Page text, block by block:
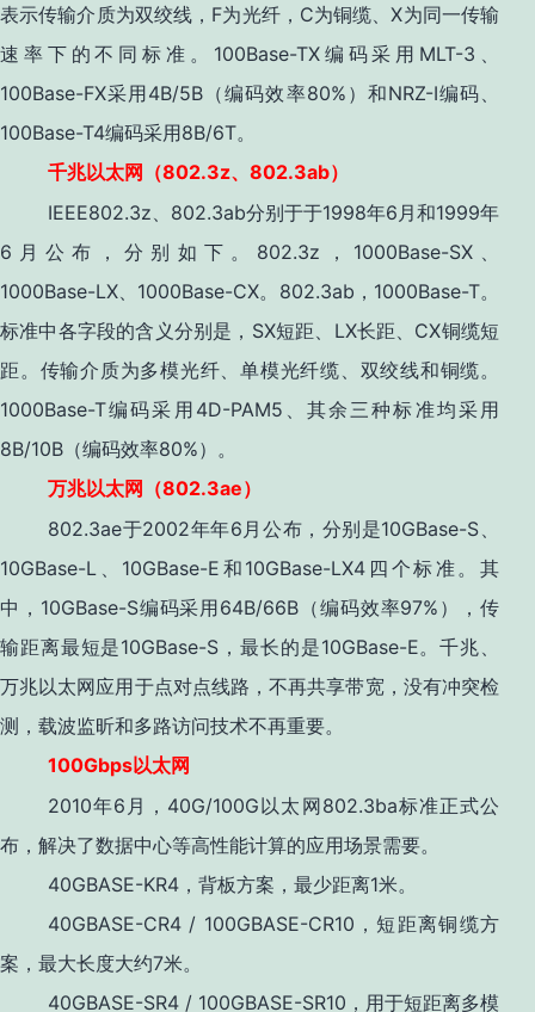
表示传输介质为双绞线，F为光纤，C为铜缆、X为同一传输
速率下的不同标准。100Base-TX编码采用MLT-3、
100Base-FX采用4B/5B（编码效率80%）和NRZ-I编码、
100Base-T4编码采用8B/6T。
千兆以太网（802.3z、 802.3ab）
IEEE802.3z、802.3ab分别于于1998年6月和1999年
6月公布，分别如下。802.3z，1000Base-SX、
1000Base-LX、1000Base-CX。802.3ab，1000Base-T。
标准中各字段的含义分别是，SX短距、LX长距、CX铜缆短
距。传输介质为多模光纤、单模光纤缆、双绞线和铜缆。
1000Base-T编码采用4D-PAM5、其余三种标准均采用
8B/10B（编码效率80%）。
万兆以太网（802.3ae）
802.3ae于2002年年6月公布，分别是10GBase-S、
10GBase-L、10GBase-E和10GBase-LX4四个标准。其
中，10GBase-S编码采用64B/66B（编码效率97%），传
输距离最短是10GBase-S，最长的是10GBase-E。千兆、
万兆以太网应用于点对点线路，不再共享带宽，没有冲突检
测，载波监昕和多路访问技术不再重要。
100Gbps以太网
2010年6月，40G/100G以太网802.3ba标准正式公
布，解决了数据中心等高性能计算的应用场景需要。
40GBASE-KR4，背板方案，最少距离1米。
40GBASE-CR4 / 100GBASE-CR10，短距离铜缆方
案，最大长度大约7米。
40GBASE-SR4 / 100GBASE-SR10，用于短距离多模